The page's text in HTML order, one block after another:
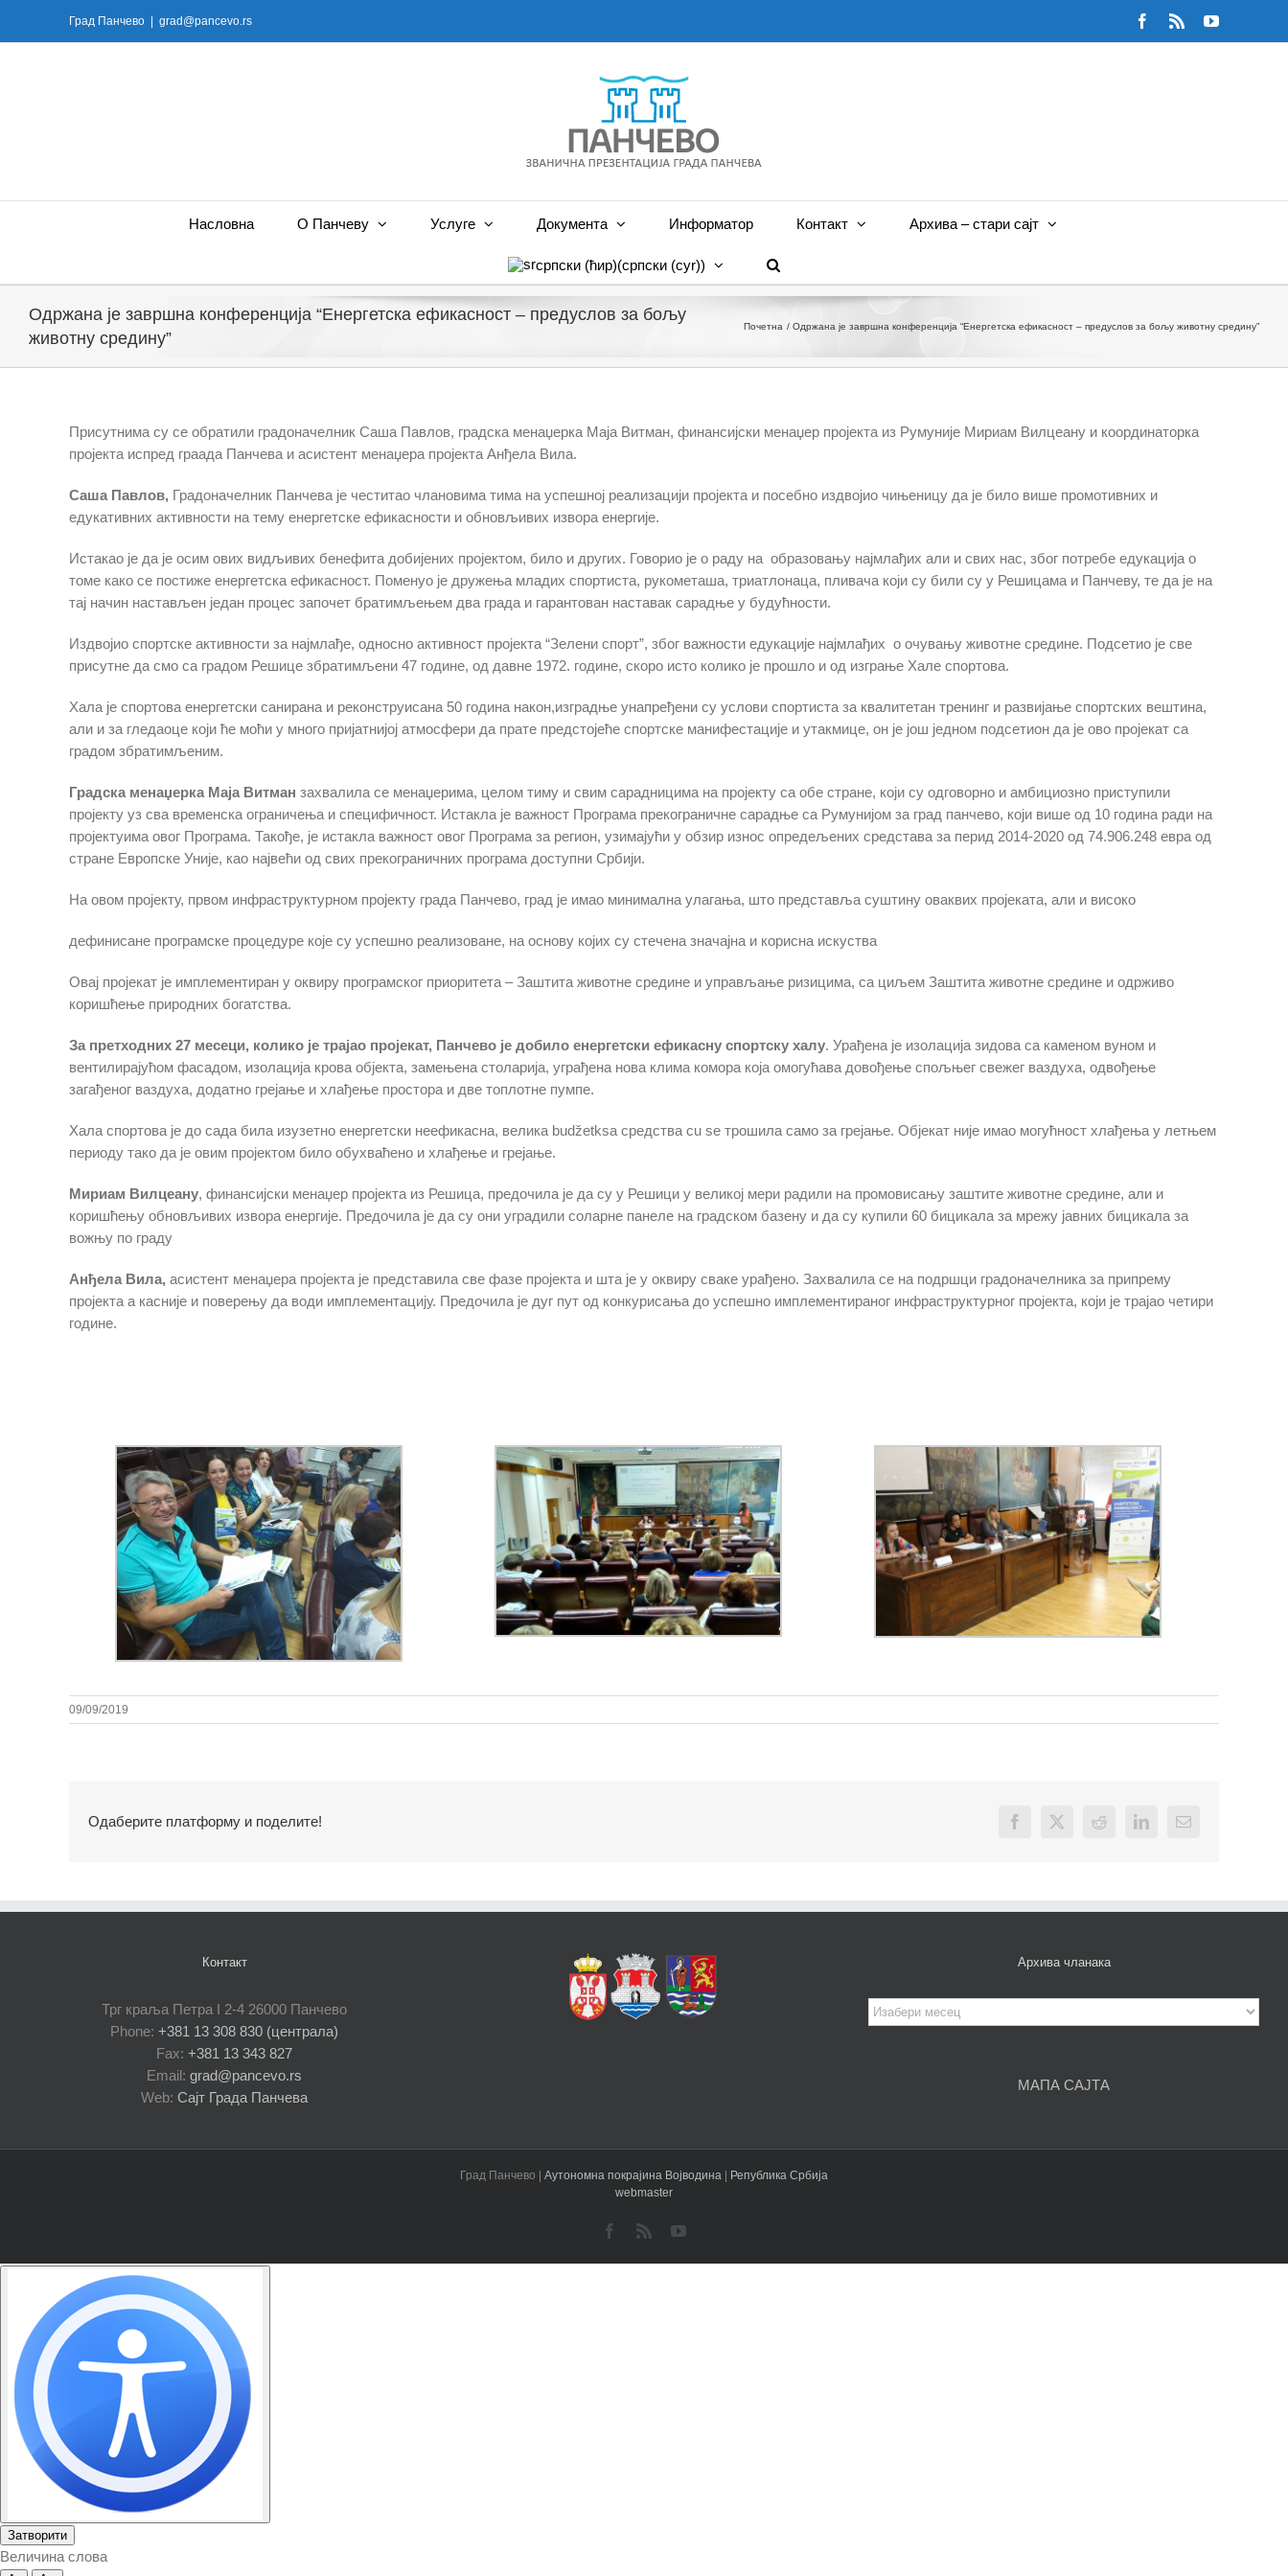
Град Панчево grad@pancevo.rs Facebook
Rss YouTube
Насловна О Панчеву Услуге Документа Информатор Контакт Архива – стари сајт
српски (ћир)(српски (cyr))
Одржана је завршна конференција “Енергетска ефикасност – предуслов за бољу
животну средину”
Почетна Одржана је завршна конференција “Енергетска ефикасност – предуслов за бољу животну средину”
Присутнима су се обратили градоначелник Саша Павлов, градска менаџерка Маја Витман, финансијски менаџер пројекта из Румуније Мириам Вилцеану и координаторка
пројекта испред грaада Панчева и асистент менаџера пројекта Анђела Вила.
Саша Павлов, Градоначелник Панчева je честитао члановима тима на успешној реализацији пројекта и посебно издвојио чињеницу да је било више промотивних и
едукативних активности на тему енергетске ефикасности и обновљивих извора енергије.
Истакао је да је осим ових видљивих бенефита добијених пројектом, било и других. Говорио је о раду на образовању најмлађих али и свих нас, због потребе едукација о
томе како се постиже енергетска ефикасност. Поменуо је дружења младих спортиста, рукометаша, триатлонаца, пливача који су били су у Решицама и Панчеву, те да је на
тај начин настављен један процес започет братимљењем два града и гарантован наставак сарадње у будућности.
Издвојио спортске активности за најмлађе, односно активност пројекта “Зелени спорт”, због важности едукације најмлађих о очувању животне средине. Подсетио је све
присутне да смо са градом Решице збратимљени 47 године, од давне 1972. године, скоро исто колико је прошло и од изграње Хале спортова.
Хала је спортова енергетски санирана и реконструисана 50 година након,изградње унапређени су услови спортиста за квалитетан тренинг и развијање спортских вештина,
али и за гледаоце који ће моћи у много пријатнијој атмосфери да прате предстојеће спортске манифестације и утакмице, он је још једном подсетион да је ово пројекат са
градом збратимљеним.
Градска менаџерка Маја Витман захвалила се менаџерима, целом тиму и свим сарадницима на пројекту са обе стране, који су одговорно и амбициозно приступили
пројекту уз сва временска ограничења и специфичност. Истакла је важност Програма прекограничне сарадње са Румунијом за град панчево, који више од 10 година ради на
пројектуима овог Програма. Такође, је истакла важност овог Програма за регион, узимајући у обзир износ опредељених средстава за перид 2014-2020 од 74.906.248 евра од
стране Европске Уније, као највећи од свих прекограничних програма доступни Србији.
На овом пројекту, првом инфраструктурном пројекту града Панчево, град је имао минимална улагања, што представља суштину оваквих пројеката, али и високо
дефинисане програмске процедуре које су успешно реализоване, на основу којих су стечена значајна и корисна искуства
Овај пројекат је имплементиран у оквиру програмског приоритета – Заштита животне средине и управљање ризицима, са циљем Заштита животне средине и одрживо
коришћење природних богатства.
За претходних 27 месеци, колико је трајао пројекат, Панчево је добило енергетски ефикасну спортску халу. Урађена је изолација зидова са каменом вуном и
вентилирајућом фасадом, изолација крова објекта, замењена столарија, уграђена нова клима комора која омогућава довођење спољњег свежег ваздуха, одвођење
загађеног ваздуха, додатно грејање и хлађење простора и две топлотне пумпе.
Хала спортова је до сада била изузетно енергетски неефикасна, велика budžetksa средства сu se трошилa само за грејање. Објекат није имао могућност хлађења у летњем
периоду тако да је овим пројектом било обухваћено и хлађење и грејање.
Мириам Вилцеану, финансијски менаџер пројекта из Решица, предочила је да су у Решици у великој мери радили на промовисању заштите животне средине, али и
коришћењу обновљивих извора енергије. Предочила је да су они уградили соларне панеле на градском базену и да су купили 60 бицикала за мрежу јавних бицикала за
вожњу по граду
Анђела Вила, асистент менаџера пројекта је представила све фазе пројекта и шта је у оквиру сваке урађено. Захвалила се на подршци градоначелника за припрему
пројекта а касније и поверењу да води имплементацију. Предочила је дуг пут од конкурисања до успешно имплементираног инфраструктурног пројекта, који је трајао четири
године.
09/09/2019
Одаберите платформу и поделите! Facebook
X Reddit LinkedInEmail
Контакт
Трг краља Петра I 2-4 26000 Панчево
Phone: +381 13 308 830 (централа)
Fax: +381 13 343 827
Email: grad@pancevo.rs
Web: Сајт Града Панчева
Архива чланака
Архива
чланака
МАПА САЈТА
Град Панчево | Аутономна покрајина Војводина | Република Србија
webmaster
Facebook
Rss YouTube
Затворити
Величина слова